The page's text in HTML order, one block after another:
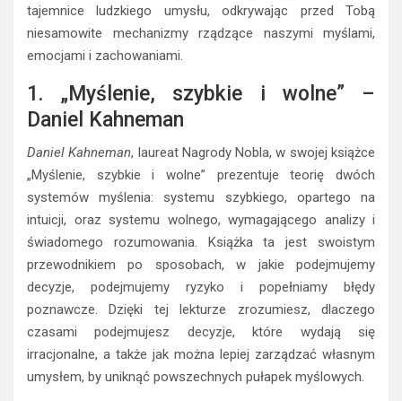
tajemnice ludzkiego umysłu, odkrywając przed Tobą
niesamowite mechanizmy rządzące naszymi myślami,
emocjami i zachowaniami.
1. „Myślenie, szybkie i wolne” –
Daniel Kahneman
Daniel Kahneman, laureat Nagrody Nobla, w swojej książce
„Myślenie, szybkie i wolne” prezentuje teorię dwóch
systemów myślenia: systemu szybkiego, opartego na
intuicji, oraz systemu wolnego, wymagającego analizy i
świadomego rozumowania. Książka ta jest swoistym
przewodnikiem po sposobach, w jakie podejmujemy
decyzje, podejmujemy ryzyko i popełniamy błędy
poznawcze. Dzięki tej lekturze zrozumiesz, dlaczego
czasami podejmujesz decyzje, które wydają się
irracjonalne, a także jak można lepiej zarządzać własnym
umysłem, by uniknąć powszechnych pułapek myślowych.